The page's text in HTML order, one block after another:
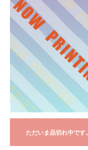
ただいま品切れ中です。